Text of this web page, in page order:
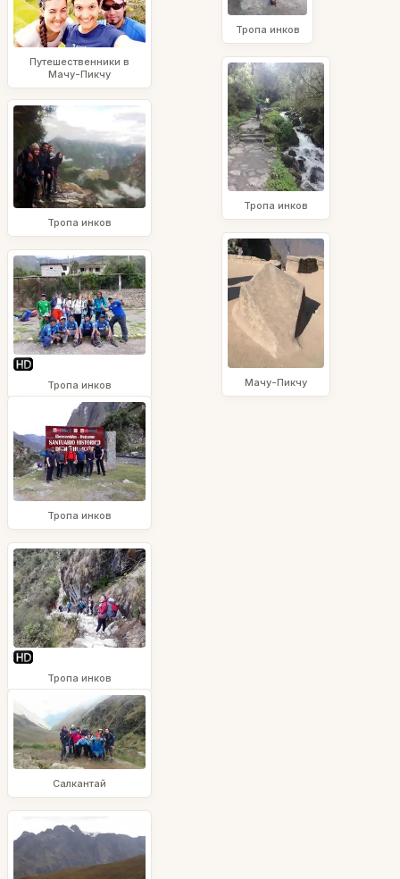
Путешественники в
Мачу-Пикчу
Тропа инков
Тропа инков
Тропа инков
Тропа инков
Салкантай
Тропа инков
Тропа инков
Мачу-Пикчу